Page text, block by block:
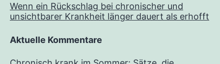
Wenn ein Rückschlag bei chronischer und
unsichtbarer Krankheit länger dauert als erhofft
Aktuelle Kommentare